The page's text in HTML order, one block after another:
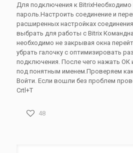
Для подключения к BitrixНеобходимо
пароль.Настроить соединение и
расширенных настройках
выбрать для работы с Bitrix
необходимо не закрывая окна
убрать галочку с оптимизировать
подключения. После чего нажать ОК
под понятным именем.Проверяем
Войти. Если вошли без проблем
Crtl+T
48